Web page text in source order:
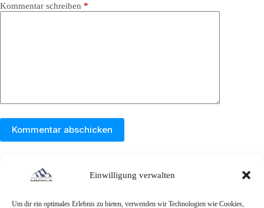
Einwilligung verwalten
Um dir ein optimales Erlebnis zu bieten, verwenden wir Technologien wie Cookies,
Kommentar schreiben *
Kommentar abschicken